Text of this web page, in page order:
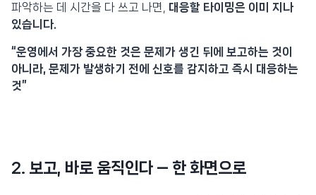
파악하는 데 시간을 다 쓰고 나면,
대응할 타이밍은 이미 지나
있습니다.
“운영에서 가장 중요한 것은 문제가 생긴 뒤에 보고하는 것이
아니라, 문제가 발생하기 전에 신호를 감지하고 즉시 대응하는
것”
2. 보고, 바로 움직인다 — 한 화면으로